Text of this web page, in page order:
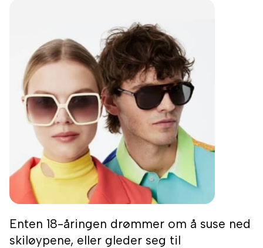
Enten 18-åringen drømmer om å suse ned
skiløypene, eller gleder seg til